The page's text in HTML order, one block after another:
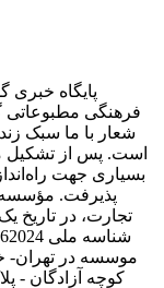
پایگاه
فرهنگی
شعار با ما سبک
است. پس از
بسیاری جهت
پذیرفت.
موسسه در تهران-